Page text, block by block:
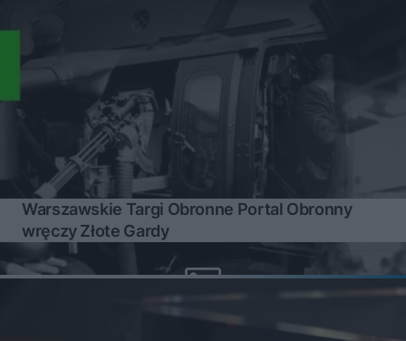
Warszawskie Targi Obronne Portal Obronny
wręczy Złote Gardy